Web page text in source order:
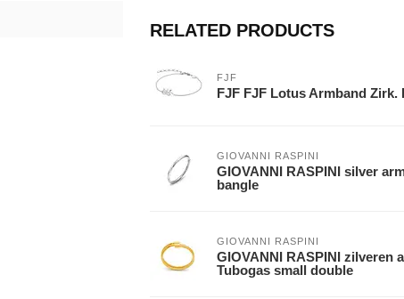
RELATED PRODUCTS
FJF
FJF FJF Lotus Armband Zirk.
GIOVANNI RASPINI
GIOVANNI RASPINI silver
bangle
GIOVANNI RASPINI
GIOVANNI RASPINI zilveren
Tubogas small double